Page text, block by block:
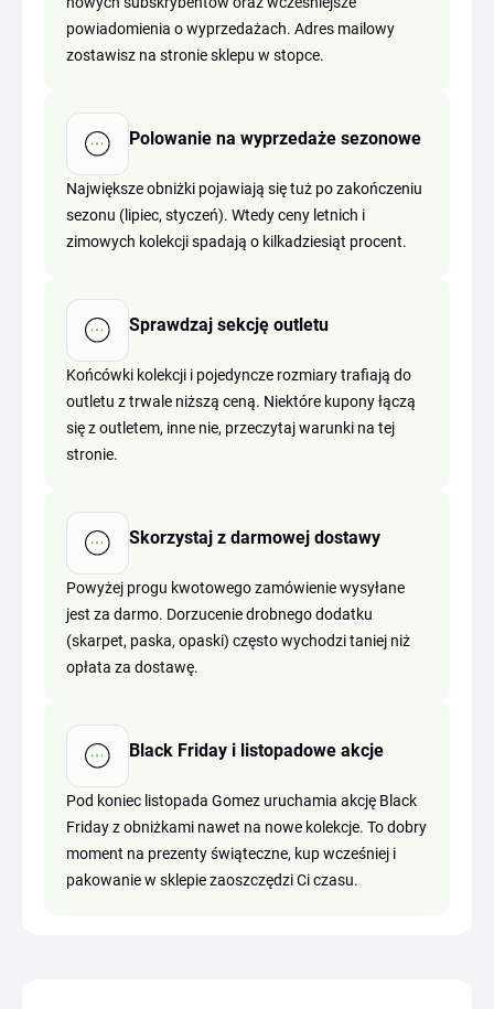
powiadomienia o wyprzedażach. Adres mailowy
zostawisz na stronie sklepu w stopce.
Polowanie na wyprzedaże sezonowe
Największe obniżki pojawiają się tuż po zakończeniu
sezonu (lipiec, styczeń). Wtedy ceny letnich i
zimowych kolekcji spadają o kilkadziesiąt procent.
Sprawdzaj sekcję outletu
Końcówki kolekcji i pojedyncze rozmiary trafiają do
outletu z trwale niższą ceną. Niektóre kupony łączą
się z outletem, inne nie, przeczytaj warunki na tej
stronie.
Skorzystaj z darmowej dostawy
Powyżej progu kwotowego zamówienie wysyłane
jest za darmo. Dorzucenie drobnego dodatku
(skarpet, paska, opaski) często wychodzi taniej niż
opłata za dostawę.
Black Friday i listopadowe akcje
Pod koniec listopada Gomez uruchamia akcję Black
Friday z obniżkami nawet na nowe kolekcje. To dobry
moment na prezenty świąteczne, kup wcześniej i
pakowanie w sklepie zaoszczędzi Ci czasu.